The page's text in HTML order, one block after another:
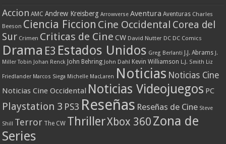
Accion AMC Andrew Kreisberg Arrowverse Aventura Aventuras Charles
Beeson Ciencia Ficcion Cine Occidental Corea del
Sur Crimen Criticas de Cine CW David Nutter DC DC Comics
Drama E3 Estados Unidos Greg Berlanti J.J. Abrams J.
Miller Tobin Johan Renck John Behring John Dahl Kevin Williamson L.J. Smith Liz
Friedlander Marcos Siega Michelle MacLaren Noticias Noticias Cine
Noticias Cine Occidental Noticias Videojuegos PC
Playstation 3 PS3 Reseñas Reseñas de Cine Steve
Shill Terror The CW ThrillerXbox 360 Zona de
Series